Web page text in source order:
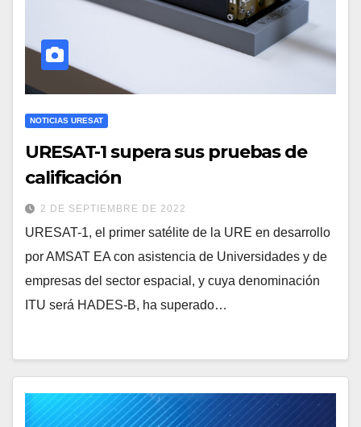
NOTICIAS URESAT
URESAT-1 supera sus pruebas de
calificación
2 DE SEPTIEMBRE DE 2022
URESAT-1, el primer satélite de la URE en desarrollo
por AMSAT EA con asistencia de Universidades y de
empresas del sector espacial, y cuya denominación
ITU será HADES-B, ha superado…